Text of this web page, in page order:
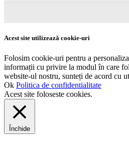
Acest site utilizează cookie-uri
Folosim cookie-uri pentru a
informații cu privire la modul în care
website-ul nostru, sunteți de acord cu
Ok Politica de confidentialitate
Acest site foloseste cookies.
Închide